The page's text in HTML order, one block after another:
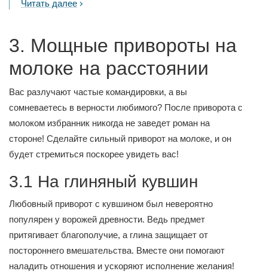
Читать далее
3. Мощные привороты на
молоке на расстоянии
Вас разлучают частые командировки, а вы
сомневаетесь в верности любимого? После приворота с
молоком избранник никогда не заведет роман на
стороне! Сделайте сильный приворот на молоке, и он
будет стремиться поскорее увидеть вас!
3.1 На глиняный кувшин
Любовный приворот с кувшином был невероятно
популярен у ворожей древности. Ведь предмет
притягивает благополучие, а глина защищает от
постороннего вмешательства. Вместе они помогают
наладить отношения и ускоряют исполнение желания!